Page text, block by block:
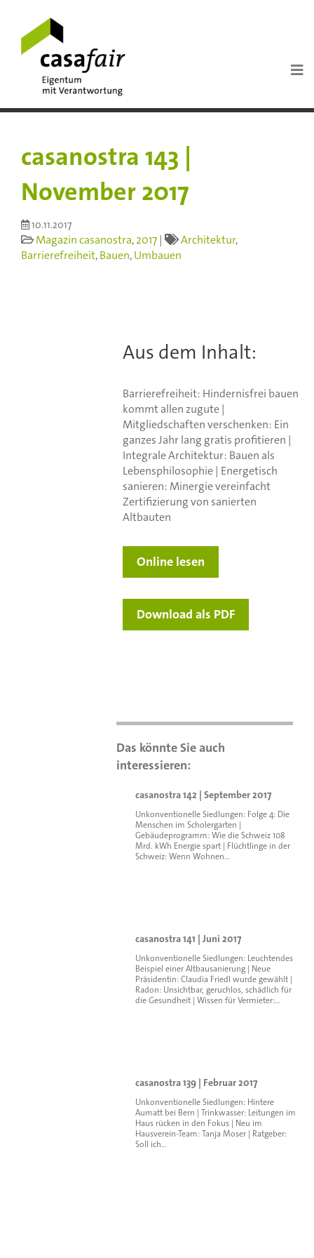
casanostra 143 |
November 2017
10.11.2017
Magazin casanostra,2017| Architektur,
Barrierefreiheit,Bauen,Umbauen
Aus dem Inhalt:
Barrierefreiheit: Hindernisfrei bauen
kommt allen zugute |
Mitgliedschaften verschenken: Ein
ganzes Jahr lang gratis profitieren |
Integrale Architektur: Bauen als
Lebensphilosophie | Energetisch
sanieren: Minergie vereinfacht
Zertifizierung von sanierten
Altbauten
Online lesen
Download als PDF
casanostra 142 | September 2017
Unkonventionelle Siedlungen: Folge 4: Die
Menschen im Scholergarten |
Gebäudeprogramm: Wie die Schweiz 108
Mrd. kWh Energie spart | Flüchtlinge in der
Schweiz: Wenn Wohnen…
casanostra 141 | Juni 2017
Unkonventionelle Siedlungen: Leuchtendes
Beispiel einer Altbausanierung | Neue
Präsidentin: Claudia Friedl wurde gewählt |
Radon: Unsichtbar, geruchlos, schädlich für
die Gesundheit | Wissen für Vermieter:…
casanostra 139 | Februar 2017
Unkonventionelle Siedlungen: Hintere
Aumatt bei Bern | Trinkwasser: Leitungen im
Haus rücken in den Fokus | Neu im
Hausverein-Team: Tanja Moser | Ratgeber:
Soll ich…